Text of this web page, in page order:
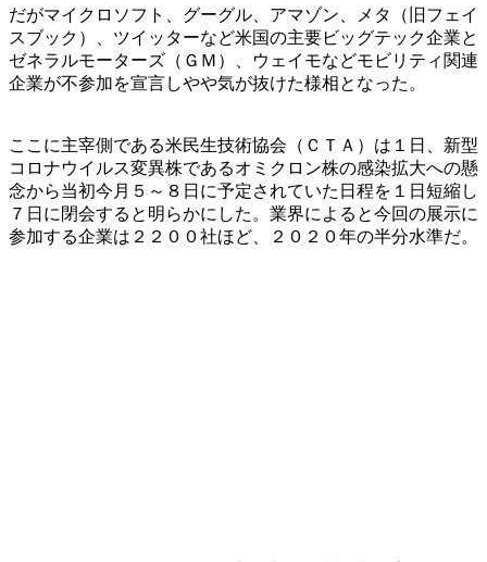
だがマイクロソフト、グーグル、アマゾン、メタ（旧フェイ
スブック）、ツイッターなど米国の主要ビッグテック企業と
ゼネラルモーターズ（ＧＭ）、ウェイモなどモビリティ関連
企業が不参加を宣言しやや気が抜けた様相となった。
ここに主宰側である米民生技術協会（ＣＴＡ）は１日、新型
コロナウイルス変異株であるオミクロン株の感染拡大への懸
念から当初今月５～８日に予定されていた日程を１日短縮し
７日に閉会すると明らかにした。業界によると今回の展示に
参加する企業は２２００社ほど、２０２０年の半分水準だ。